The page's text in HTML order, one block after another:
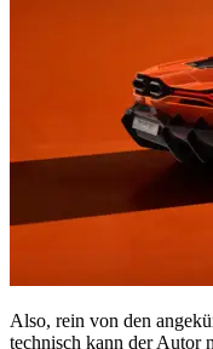
Also, rein von den
technisch kann der Autor